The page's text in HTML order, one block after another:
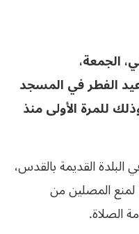
الجمعة،
الفطر في المسجد
للمرة الأولى منذ
البلدة القديمة بالقدس،
لمنع المصلين من
الصلاة.